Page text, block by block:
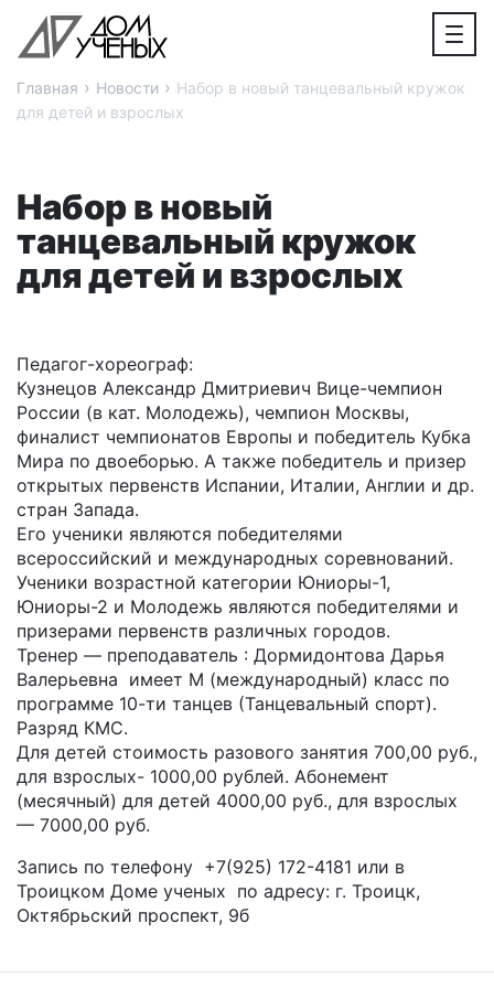
Главная › Новости › Набор в новый танцевальный кружок
для детей и взрослых
Набор в новый
танцевальный кружок
для детей и взрослых
Педагог-хореограф:
Кузнецов Александр Дмитриевич Вице-чемпион
России (в кат. Молодежь), чемпион Москвы,
финалист чемпионатов Европы и победитель Кубка
Мира по двоеборью. А также победитель и призер
открытых первенств Испании, Италии, Англии и др.
стран Запада.
Его ученики являются победителями
всероссийский и международных соревнований.
Ученики возрастной категории Юниоры-1,
Юниоры-2 и Молодежь являются победителями и
призерами первенств различных городов.
Тренер — преподаватель : Дормидонтова Дарья
Валерьевна имеет М (международный) класс по
программе 10-ти танцев (Танцевальный спорт).
Разряд КМС.
Для детей стоимость разового занятия 700,00 руб.,
для взрослых- 1000,00 рублей. Абонемент
(месячный) для детей 4000,00 руб., для взрослых
— 7000,00 руб.
Запись по телефону +7(925) 172-4181 или в
Троицком Доме ученых по адресу: г. Троицк,
Октябрьский проспект, 9б